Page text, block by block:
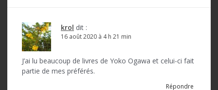
krol dit :
16 août 2020 à 4 h 21 min
J’ai lu beaucoup de livres de Yoko Ogawa et celui-ci fait
partie de mes préférés.
Répondre